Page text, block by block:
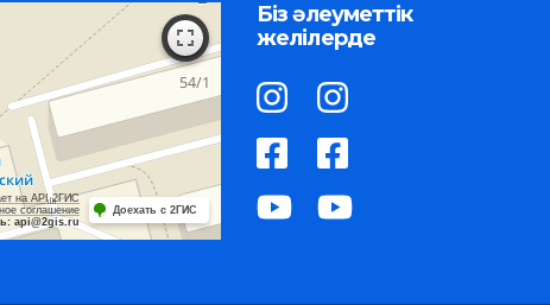
на API 2ГИС
соглашение
api@2gis.ru
Доехать с 2ГИС
Біз әлеуметтік
желілерде